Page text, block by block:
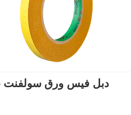
دبل فيس ورق سولفنت - 1